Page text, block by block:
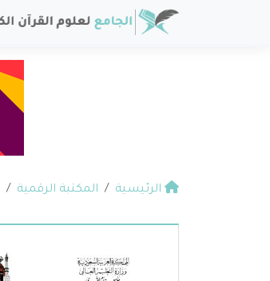
الرئيسية المكتبة الرقمية